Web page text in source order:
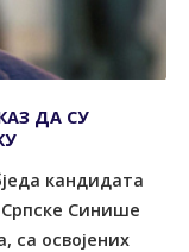
ДА СУ
кандидата
Синише
са освојених